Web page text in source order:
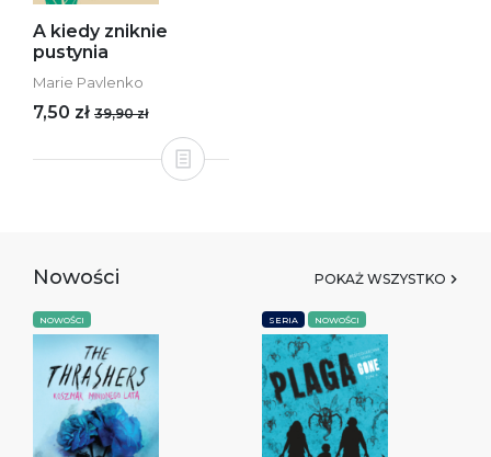
A kiedy zniknie
pustynia
Marie Pavlenko
7,50 zł 39,90 zł
Nowości POKAŻ WSZYSTKO
NOWOŚCI SERIA NOWOŚCI